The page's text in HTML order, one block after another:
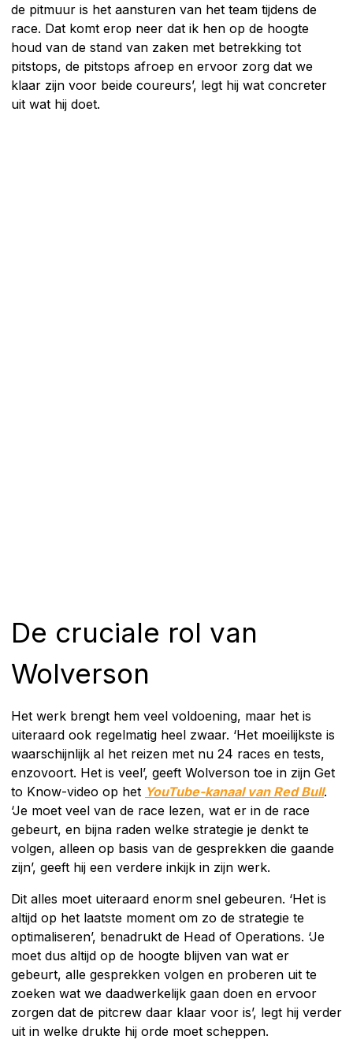
de pitmuur is het aansturen van het team tijdens de
race. Dat komt erop neer dat ik hen op de hoogte
houd van de stand van zaken met betrekking tot
pitstops, de pitstops afroep en ervoor zorg dat we
klaar zijn voor beide coureurs’, legt hij wat concreter
uit wat hij doet.
De cruciale rol van
Wolverson
Het werk brengt hem veel voldoening, maar het is
uiteraard ook regelmatig heel zwaar. ‘Het moeilijkste is
waarschijnlijk al het reizen met nu 24 races en tests,
enzovoort. Het is veel’, geeft Wolverson toe in zijn Get
to Know-video op het YouTube-kanaal van Red Bull.
‘Je moet veel van de race lezen, wat er in de race
gebeurt, en bijna raden welke strategie je denkt te
volgen, alleen op basis van de gesprekken die gaande
zijn’, geeft hij een verdere inkijk in zijn werk.
Dit alles moet uiteraard enorm snel gebeuren. ‘Het is
altijd op het laatste moment om zo de strategie te
optimaliseren’, benadrukt de Head of Operations. ‘Je
moet dus altijd op de hoogte blijven van wat er
gebeurt, alle gesprekken volgen en proberen uit te
zoeken wat we daadwerkelijk gaan doen en ervoor
zorgen dat de pitcrew daar klaar voor is’, legt hij verder
uit in welke drukte hij orde moet scheppen.